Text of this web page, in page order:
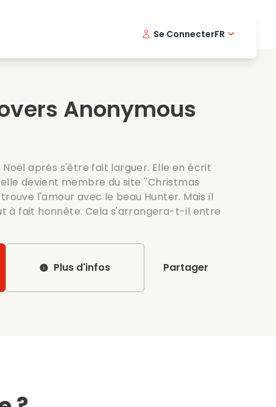
romantiques
Mariage
Se ConnecterFR
Anonymous
après s'être fait larguer. Elle en écrit
devient membre du site ''Christmas
l'amour avec le beau Hunter. Mais il
à fait honnête. Cela s'arrangera-t-il entre
Plus d'infos Partager